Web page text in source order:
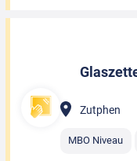
Zutphen
MBO Niveau